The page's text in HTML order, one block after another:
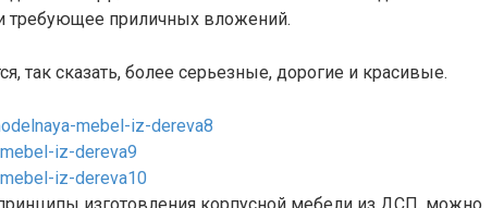
требующее приличных вложений.
так сказать, более серьезные, дорогие и красивые.